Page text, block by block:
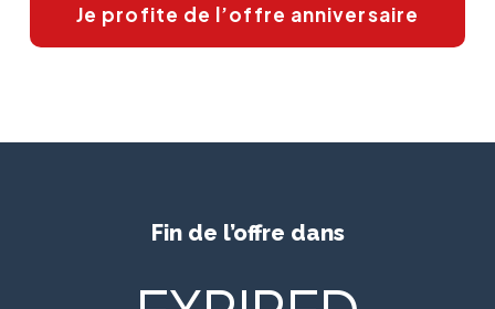
Je profite de l’offre anniversaire
Fin de l’offre dans